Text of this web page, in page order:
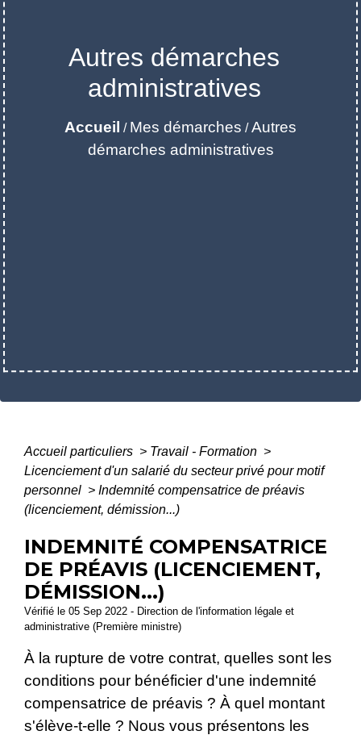
Autres démarches
administratives
Accueil / Mes démarches /Autres
démarches administratives
Accueil particuliers > Travail - Formation >
Licenciement d'un salarié du secteur privé pour motif
personnel > Indemnité compensatrice de préavis
(licenciement, démission...)
INDEMNITÉ COMPENSATRICE
DE PRÉAVIS (LICENCIEMENT,
DÉMISSION...)
Vérifié le 05 Sep 2022 - Direction de l'information légale et
administrative (Première ministre)
À la rupture de votre contrat, quelles sont les
conditions pour bénéficier d'une indemnité
compensatrice de préavis ? À quel montant
s'élève-t-elle ? Nous vous présentons les